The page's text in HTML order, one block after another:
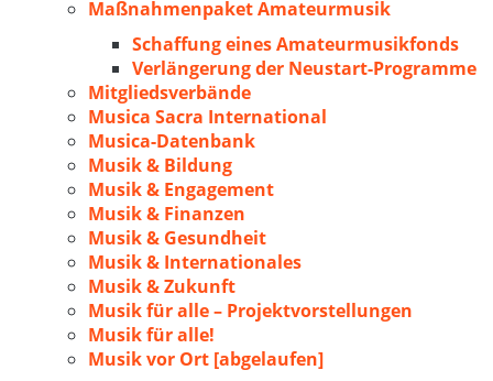
Maßnahmenpaket Amateurmusik
Schaffung eines Amateurmusikfonds
Verlängerung der Neustart-Programme
Mitgliedsverbände
Musica Sacra International
Musica-Datenbank
Musik & Bildung
Musik & Engagement
Musik & Finanzen
Musik & Gesundheit
Musik & Internationales
Musik & Zukunft
Musik für alle – Projektvorstellungen
Musik für alle!
Musik vor Ort [abgelaufen]